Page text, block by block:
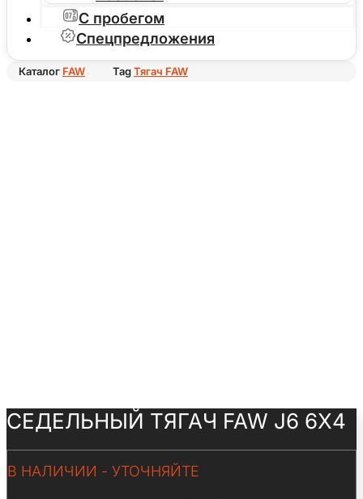
С пробегом
Спецпредложения
Каталог FAW TagТягач FAW
СЕДЕЛЬНЫЙ ТЯГАЧ FAW J6 6Х4
В НАЛИЧИИ - УТОЧНЯЙТЕ